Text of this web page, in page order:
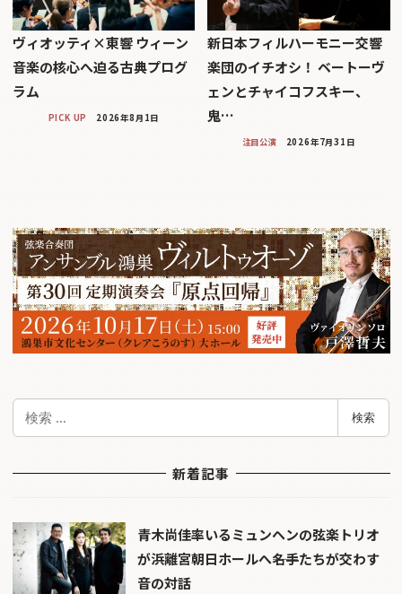
ヴィオッティ×東響 ウィーン
音楽の核心へ迫る古典プログ
ラム
PICK UP 2026年8月1日
新日本フィルハーモニー交響
楽団のイチオシ！ ベートーヴ
ェンとチャイコフスキー、
鬼…
注目公演 2026年7月31日
検
検索
新着記事
青木尚佳率いるミュンヘンの弦楽トリオ
が浜離宮朝日ホールへ――名手たちが交わす
音の対話